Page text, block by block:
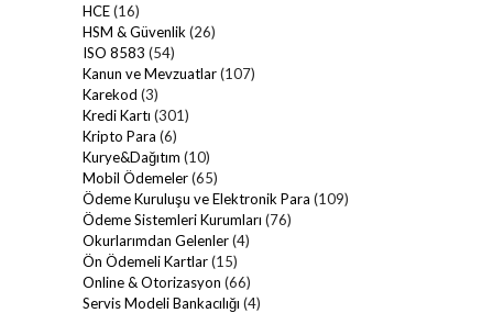
HCE(16)
HSM & Güvenlik (26)
ISO 8583 (54)
Kanun ve Mevzuatlar(107)
Karekod (3)
Kredi Kartı (301)
Kripto Para (6)
Kurye&Dağıtım (10)
Mobil Ödemeler(65)
Ödeme Kuruluşu ve Elektronik Para (109)
Ödeme Sistemleri Kurumları (76)
Okurlarımdan Gelenler(4)
Ön Ödemeli Kartlar(15)
Online & Otorizasyon (66)
Servis Modeli Bankacılığı (4)